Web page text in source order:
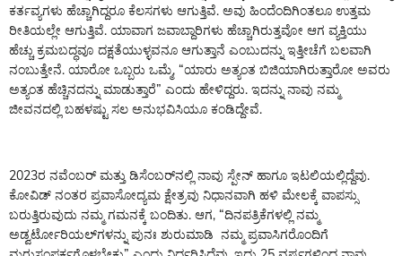
ಕರ್ತವ್ಯಗಳು ಹೆಚ್ಚಾಗಿದ್ದರೂ ಕೆಲಸಗಳು ಆಗುತ್ತಿವೆ. ಅವು ಹಿಂದೆಂದಿಗಿಂತಲೂ ಉತ್ತಮ
ರೀತಿಯಲ್ಲೇ ಆಗುತ್ತಿವೆ. ಯಾವಾಗ ಜವಾಬ್ದಾರಿಗಳು ಹೆಚ್ಚಾಗಿರುತ್ತವೋ ಆಗ ವ್ಯಕ್ತಿಯು
ಹೆಚ್ಚು ಕ್ರಮಬದ್ಧವೂ ದಕ್ಷತೆಯುಳ್ಳವನೂ ಆಗುತ್ತಾನೆ ಎಂಬುದನ್ನು ಇತ್ತೀಚೆಗೆ ಬಲವಾಗಿ
ನಂಬುತ್ತೇನೆ. ಯಾರೋ ಒಬ್ಬರು ಒಮ್ಮೆ, “ಯಾರು ಅತ್ಯಂತ ಬಿಜಿಯಾಗಿರುತ್ತಾರೋ ಅವರು
ಅತ್ಯಂತ ಹೆಚ್ಚಿನದನ್ನು ಮಾಡುತ್ತಾರೆ” ಎಂದು ಹೇಳಿದ್ದರು. ಇದನ್ನು ನಾವು ನಮ್ಮ
ಜೀವನದಲ್ಲಿ ಬಹಳಷ್ಟು ಸಲ ಅನುಭವಿಸಿಯೂ ಕಂಡಿದ್ದೇವೆ.
2023ರ ನವೆಂಬರ್ ಮತ್ತು ಡಿಸೆಂಬರ್‌ನಲ್ಲಿ ನಾವು ಸ್ಪೇನ್ ಹಾಗೂ ಇಟಲಿಯಲ್ಲಿದ್ದೆವು.
ಕೋವಿಡ್ ನಂತರ ಪ್ರವಾಸೋದ್ಯಮ ಕ್ಷೇತ್ರವು ನಿಧಾನವಾಗಿ ಹಳಿ ಮೇಲಕ್ಕೆ ವಾಪಸ್ಸು
ಬರುತ್ತಿರುವುದು ನಮ್ಮ ಗಮನಕ್ಕೆ ಬಂದಿತು. ಆಗ, “ದಿನಪತ್ರಿಕೆಗಳಲ್ಲಿ ನಮ್ಮ
ಅಡ್ವರ್ಟೋರಿಯಲ್‌ಗಳನ್ನು ಪುನಃ ಶುರುಮಾಡಿ ನಮ್ಮ ಪ್ರವಾಸಿಗರೊಂದಿಗೆ